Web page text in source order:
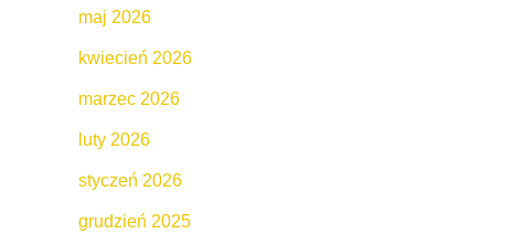
maj 2026
kwiecień 2026
marzec 2026
luty 2026
styczeń 2026
grudzień 2025